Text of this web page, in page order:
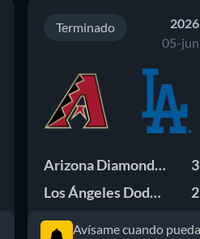
Terminado
2026
05-jun
Arizona Diamondbacks
3
Los Ángeles Dodgers
2
Avísame cuando pueda